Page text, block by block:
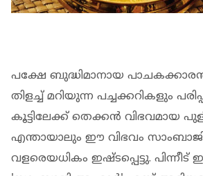
പക്ഷേ ബുദ്ധിമാനായ
തിളച്ച് മറിയുന്ന പച്ചക്കറികളും
കൂട്ടിലേക്ക് തെക്കന്‍ വിഭവമായ
എന്തായാലും ഈ വിഭവം
വളരെയധികം ഇഷ്ടപ്പെട്ടു. പിന്നീട്